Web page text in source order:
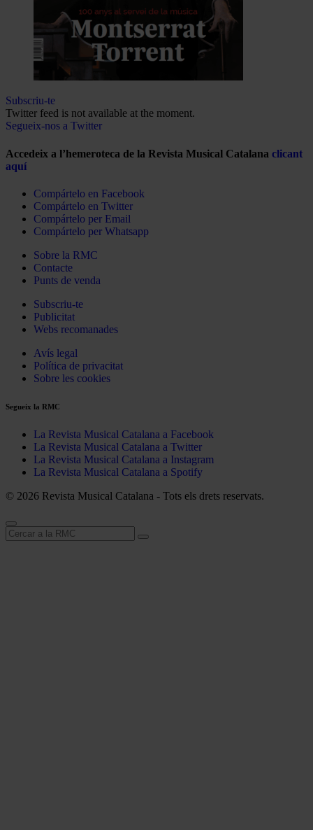
Subscriu-te
Twitter feed is not available at the moment.
Segueix-nos a Twitter
Accedeix a l’hemeroteca de la Revista Musical Catalana clicant
aquí
Compártelo en Facebook
Compártelo en Twitter
Compártelo per Email
Compártelo per Whatsapp
Sobre la RMC
Contacte
Punts de venda
Subscriu-te
Publicitat
Webs recomanades
Avís legal
Política de privacitat
Sobre les cookies
Segueix la RMC
La Revista Musical Catalana a Facebook
La Revista Musical Catalana a Twitter
La Revista Musical Catalana a Instagram
La Revista Musical Catalana a Spotify
© 2026 Revista Musical Catalana - Tots els drets reservats.
Cerca